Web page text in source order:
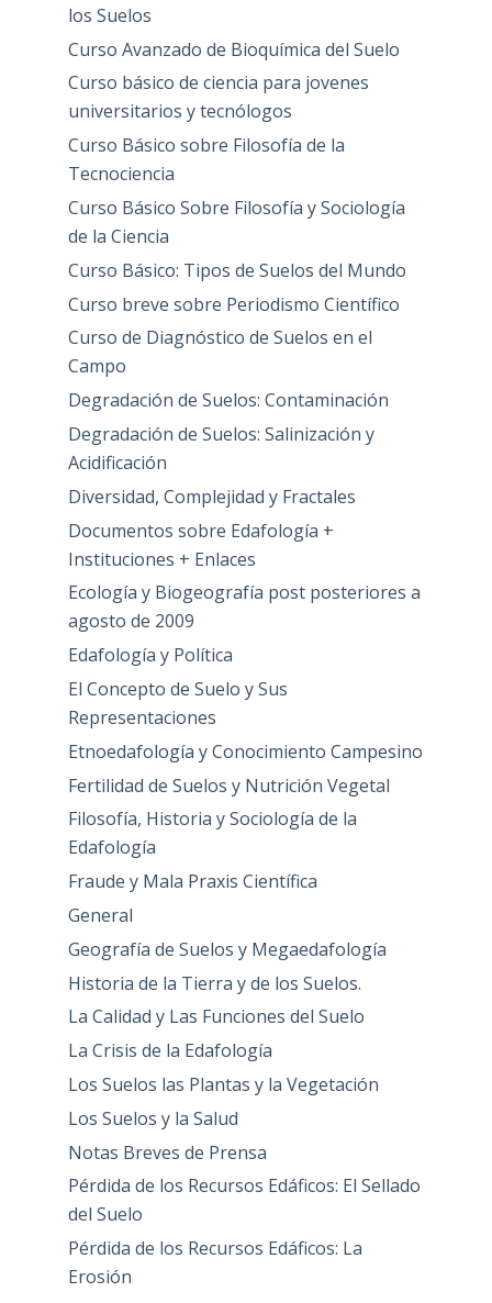
los Suelos
Curso Avanzado de Bioquímica del Suelo
Curso básico de ciencia para jovenes
universitarios y tecnólogos
Curso Básico sobre Filosofía de la
Tecnociencia
Curso Básico Sobre Filosofía y Sociología
de la Ciencia
Curso Básico: Tipos de Suelos del Mundo
Curso breve sobre Periodismo Científico
Curso de Diagnóstico de Suelos en el
Campo
Degradación de Suelos: Contaminación
Degradación de Suelos: Salinización y
Acidificación
Diversidad, Complejidad y Fractales
Documentos sobre Edafología +
Instituciones + Enlaces
Ecología y Biogeografía post posteriores a
agosto de 2009
Edafología y Política
El Concepto de Suelo y Sus
Representaciones
Etnoedafología y Conocimiento Campesino
Fertilidad de Suelos y Nutrición Vegetal
Filosofía, Historia y Sociología de la
Edafología
Fraude y Mala Praxis Científica
General
Geografía de Suelos y Megaedafología
Historia de la Tierra y de los Suelos.
La Calidad y Las Funciones del Suelo
La Crisis de la Edafología
Los Suelos las Plantas y la Vegetación
Los Suelos y la Salud
Notas Breves de Prensa
Pérdida de los Recursos Edáficos: El Sellado
del Suelo
Pérdida de los Recursos Edáficos: La
Erosión